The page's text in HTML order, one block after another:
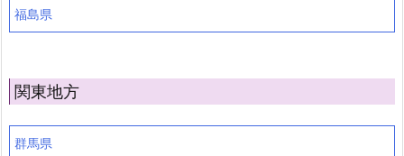
福島県
関東地方
群馬県